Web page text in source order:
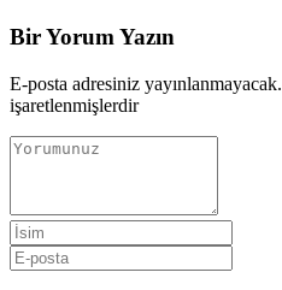
Bir Yorum Yazın
E-posta adresiniz yayınlanmayacak.
işaretlenmişlerdir